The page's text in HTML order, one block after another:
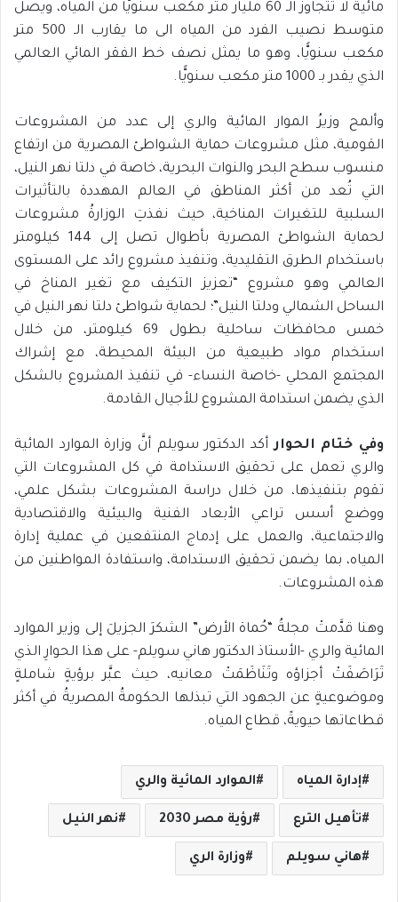
مائية لا تتجاوز الـ 60 مليار متر مكعب سنويًّا من المياه، ويصل
متوسط نصيب الفرد من المياه الى ما يقارب الـ 500 متر
مكعب سنويًّا، وهو ما يمثل نصف خط الفقر المائي العالمي
الذي يقدر بـ 1000 متر مكعب سنويًّا.
وألمح وزيرُ الموار المائية والري إلى عدد من المشروعات
القومية، مثل مشروعات حماية الشواطئ المصرية من ارتفاع
منسوب سطح البحر والنوات البحرية، خاصة في دلتا نهر النيل،
التي تُعد من أكثر المناطق في العالم المهددة بالتأثيرات
السلبية للتغيرات المناخية، حيث نفذتِ الوزارةُ مشروعات
لحماية الشواطئ المصرية بأطوال تصل إلى 144 كيلومتر
باستخدام الطرق التقليدية، وتنفيذ مشروع رائد على المستوى
العالمي وهو مشروع “تعزيز التكيف مع تغير المناخ في
الساحل الشمالي ودلتا النيل”؛ لحماية شواطئ دلتا نهر النيل في
خمس محافظات ساحلية بطول 69 كيلومتر، من خلال
استخدام مواد طبيعية من البيئة المحيطة، مع إشراك
المجتمع المحلي -خاصة النساء- في تنفيذ المشروع بالشكل
الذي يضمن استدامة المشروع للأجيال القادمة.
وفي ختام الحوارأكد الدكتور سويلم أنَّ وزارة الموارد المائية
والري تعمل على تحقيق الاستدامة في كل المشروعات التي
تقوم بتنفيذها، من خلال دراسة المشروعات بشكل علمي،
ووضع أسس تراعي الأبعاد الفنية والبيئية والاقتصادية
والاجتماعية، والعمل على إدماج المنتفعين في عملية إدارة
المياه، بما يضمن تحقيق الاستدامة، واستفادة المواطنين من
هذه المشروعات.
وهنا قدَّمتْ مجلةُ “حُماة الأرض” الشكرَ الجزيلَ إلى وزير الموارد
المائية والري -الأستاذ الدكتور هاني سويلم- على هذا الحوارِ الذي
تَرَاصَفَتْ أجزاؤه وتَنَاظَمَتْ معانيه، حيث عبَّر برؤيةٍ شاملةٍ
وموضوعيةٍ عن الجهود التي تبذلها الحكومةُ المصريةُ في أكثر
قطاعاتها حيويةً، قطاع المياه.
إدارة المياه الموارد المائية والري
تأهيل الترع رؤية مصر 2030 نهر النيل
هاني سويلم وزارة الري